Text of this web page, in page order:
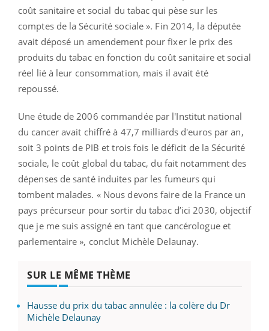
coût sanitaire et social du tabac qui pèse sur les
comptes de la Sécurité sociale ». Fin 2014, la députée
avait déposé un amendement pour fixer le prix des
produits du tabac en fonction du coût sanitaire et social
réel lié à leur consommation, mais il avait été
repoussé.
Une étude de 2006 commandée par l'Institut national
du cancer avait chiffré à 47,7 milliards d'euros par an,
soit 3 points de PIB et trois fois le déficit de la Sécurité
sociale, le coût global du tabac, du fait notamment des
dépenses de santé induites par les fumeurs qui
tombent malades. « Nous devons faire de la France un
pays précurseur pour sortir du tabac d’ici 2030, objectif
que je me suis assigné en tant que cancérologue et
parlementaire », conclut Michèle Delaunay.
SUR LE MÊME THÈME
Hausse du prix du tabac annulée : la colère du Dr
Michèle Delaunay